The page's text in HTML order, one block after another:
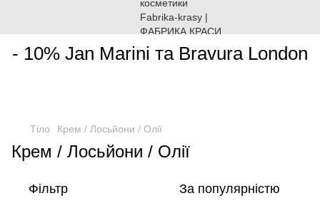
- 10% Jan Marini та Bravura London
Тіло Крем / Лосьйони / Олії
Крем / Лосьйони / Олії
Фільтр За популярністю